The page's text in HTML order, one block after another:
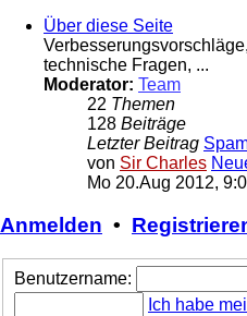
Über diese Seite
technische Fragen, ...
Moderator: Team
22 Themen
128 Beiträge
Letzter Beitrag
von Sir Charles
Mo 20.Aug 2012,
Anmelden •
Benutzername:
Ich habe